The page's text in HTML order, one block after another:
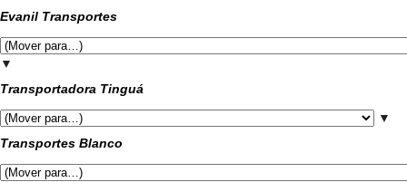
Evanil Transportes
▼
Transportadora Tinguá
▼
Transportes Blanco